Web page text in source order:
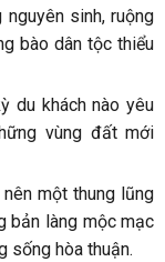
sinh, ruộng
bào dân tộc thiểu
du khách nào yêu
vùng đất mới
một thung lũng
bản làng mộc mạc
sống hòa thuận.